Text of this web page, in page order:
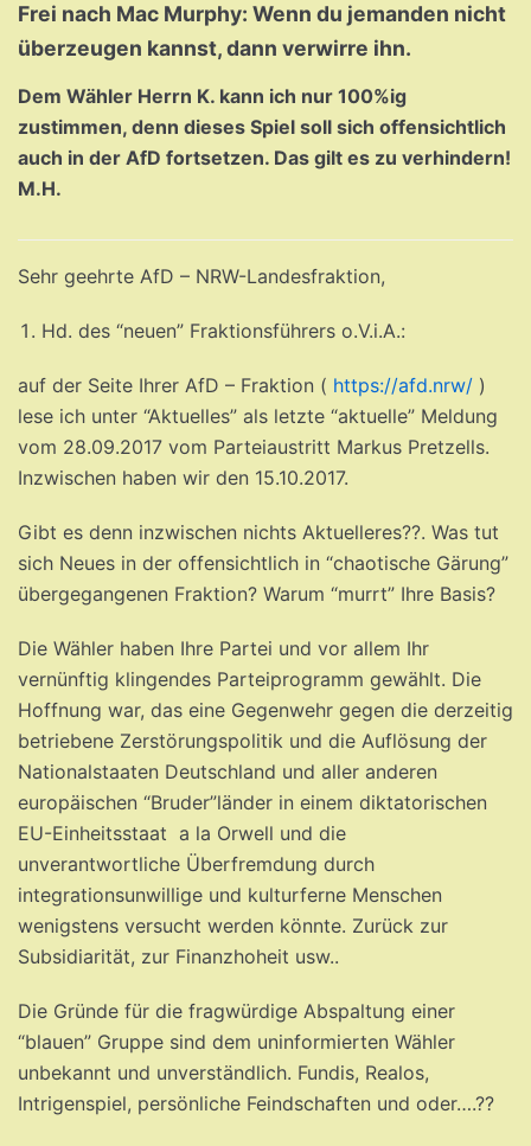
Frei nach Mac Murphy: Wenn du jemanden nicht
überzeugen kannst, dann verwirre ihn.
Dem Wähler Herrn K. kann ich nur 100%ig
zustimmen, denn dieses Spiel soll sich offensichtlich
auch in der AfD fortsetzen. Das gilt es zu verhindern!
M.H.
Sehr geehrte AfD – NRW-Landesfraktion,
Hd. des “neuen” Fraktionsführers o.V.i.A.:
auf der Seite Ihrer AfD – Fraktion ( https://afd.nrw/ )
lese ich unter “Aktuelles” als letzte “aktuelle” Meldung
vom 28.09.2017 vom Parteiaustritt Markus Pretzells.
Inzwischen haben wir den 15.10.2017.
Gibt es denn inzwischen nichts Aktuelleres??. Was tut
sich Neues in der offensichtlich in “chaotische Gärung”
übergegangenen Fraktion? Warum “murrt” Ihre Basis?
Die Wähler haben Ihre Partei und vor allem Ihr
vernünftig klingendes Parteiprogramm gewählt. Die
Hoffnung war, das eine Gegenwehr gegen die derzeitig
betriebene Zerstörungspolitik und die Auflösung der
Nationalstaaten Deutschland und aller anderen
europäischen “Bruder”länder in einem diktatorischen
EU-Einheitsstaat a la Orwell und die
unverantwortliche Überfremdung durch
integrationsunwillige und kulturferne Menschen
wenigstens versucht werden könnte. Zurück zur
Subsidiarität, zur Finanzhoheit usw..
Die Gründe für die fragwürdige Abspaltung einer
“blauen” Gruppe sind dem uninformierten Wähler
unbekannt und unverständlich. Fundis, Realos,
Intrigenspiel, persönliche Feindschaften und oder….??